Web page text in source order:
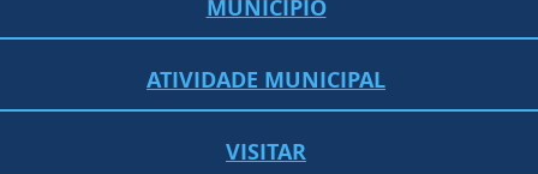
MUNICÍPIO
ATIVIDADE MUNICIPAL
VISITAR